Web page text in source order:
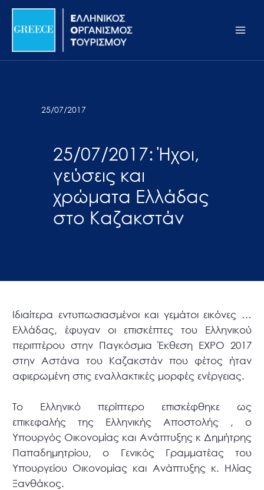
Σημείωση:
ιστότοπος
προσβασιμότητας.
Μετάβαση
περιεχόμενο
25/07/2017
25/07/2017: Ήχοι,
γεύσεις και
χρώματα Ελλάδας
στο Καζακστάν
Ιδιαίτερα εντυπωσιασμένοι και γεμάτοι εικόνες …
Ελλάδας, έφυγαν οι επισκέπτες του Ελληνικού
περιπτέρου στην Παγκόσμια Έκθεση ΕΧΡΟ 2017
στην Αστάνα του Καζακστάν που φέτος ήταν
αφιερωμένη στις εναλλακτικές μορφές ενέργειας.
Το Ελληνικό περίπτερο επισκέφθηκε ως
επικεφαλής της Ελληνικής Αποστολής , ο
Υπουργός Οικονομίας και Ανάπτυξης κ Δημήτρης
Παπαδημητρίου, ο Γενικός Γραμματέας του
Υπουργείου Οικονομίας και Ανάπτυξης κ. Ηλίας
Ξανθάκος.